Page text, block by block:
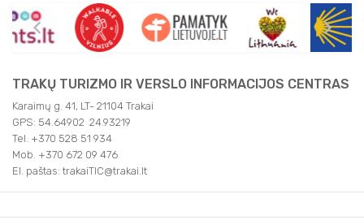
TRAKŲ TURIZMO IR VERSLO INFORMACIJOS CENTRAS
Karaimų g. 41, LT- 21104 Trakai
GPS: 54.64902 24.93219
Tel. +370 528 51 934
Mob. +370 672 09 476
El. paštas: trakaiTIC@trakai.lt